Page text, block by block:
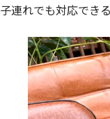
子連れでも対応でき